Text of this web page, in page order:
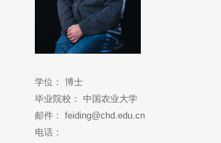
学位： 博士
毕业院校： 中国农业大学
邮件： feiding@chd.edu.cn
电话：